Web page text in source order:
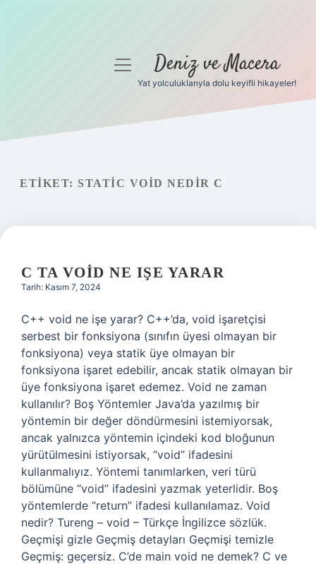
Gizlilik Politikası
menüyüDeniz ve Macera
Yat yolculuklarıyla dolu keyifli hikayeler!
ETIKET: STATIC VOID NEDIR C
C TA VOID NE IŞE YARAR
Tarih: Kasım 7, 2024
C++ void ne işe yarar? C++’da, void işaretçisi
serbest bir fonksiyona (sınıfın üyesi olmayan bir
fonksiyona) veya statik üye olmayan bir
fonksiyona işaret edebilir, ancak statik olmayan bir
üye fonksiyona işaret edemez. Void ne zaman
kullanılır? Boş Yöntemler Java’da yazılmış bir
yöntemin bir değer döndürmesini istemiyorsak,
ancak yalnızca yöntemin içindeki kod bloğunun
yürütülmesini istiyorsak, “void” ifadesini
kullanmalıyız. Yöntemi tanımlarken, veri türü
bölümüne “void” ifadesini yazmak yeterlidir. Boş
yöntemlerde “return” ifadesi kullanılamaz. Void
nedir? Tureng – void – Türkçe İngilizce sözlük.
Geçmişi gizle Geçmiş detayları Geçmişi temizle
Geçmiş: geçersiz. C’de main void ne demek? C ve